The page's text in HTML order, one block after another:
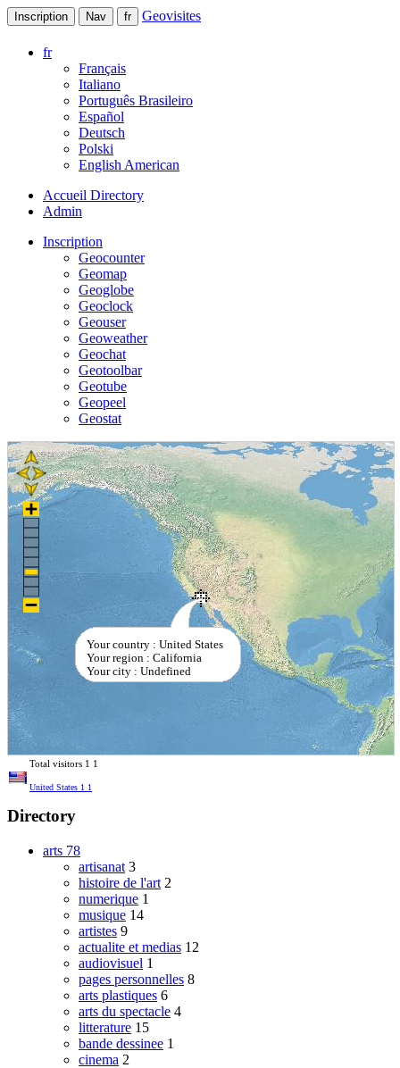
Inscription Nav fr Geovisites
fr
Français
Italiano
Português Brasileiro
Español
Deutsch
Polski
English American
Accueil Directory
Admin
Inscription
Geocounter
Geomap
Geoglobe
Geoclock
Geouser
Geoweather
Geochat
Geotoolbar
Geotube
Geopeel
Geostat
Your country : United States
Your region : California
Your city : Undefined
Total visitors 1 1
United States 1 1
Directory
arts 78
artisanat 3
histoire de l'art 2
numerique 1
musique 14
artistes 9
actualite et medias 12
audiovisuel 1
pages personnelles 8
arts plastiques 6
arts du spectacle 4
litterature 15
bande dessinee 1
cinema 2